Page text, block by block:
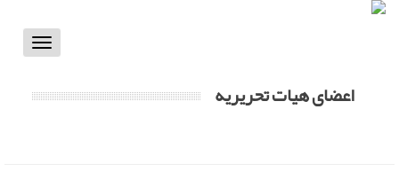
Toggle
اعضای هیات تحریریه